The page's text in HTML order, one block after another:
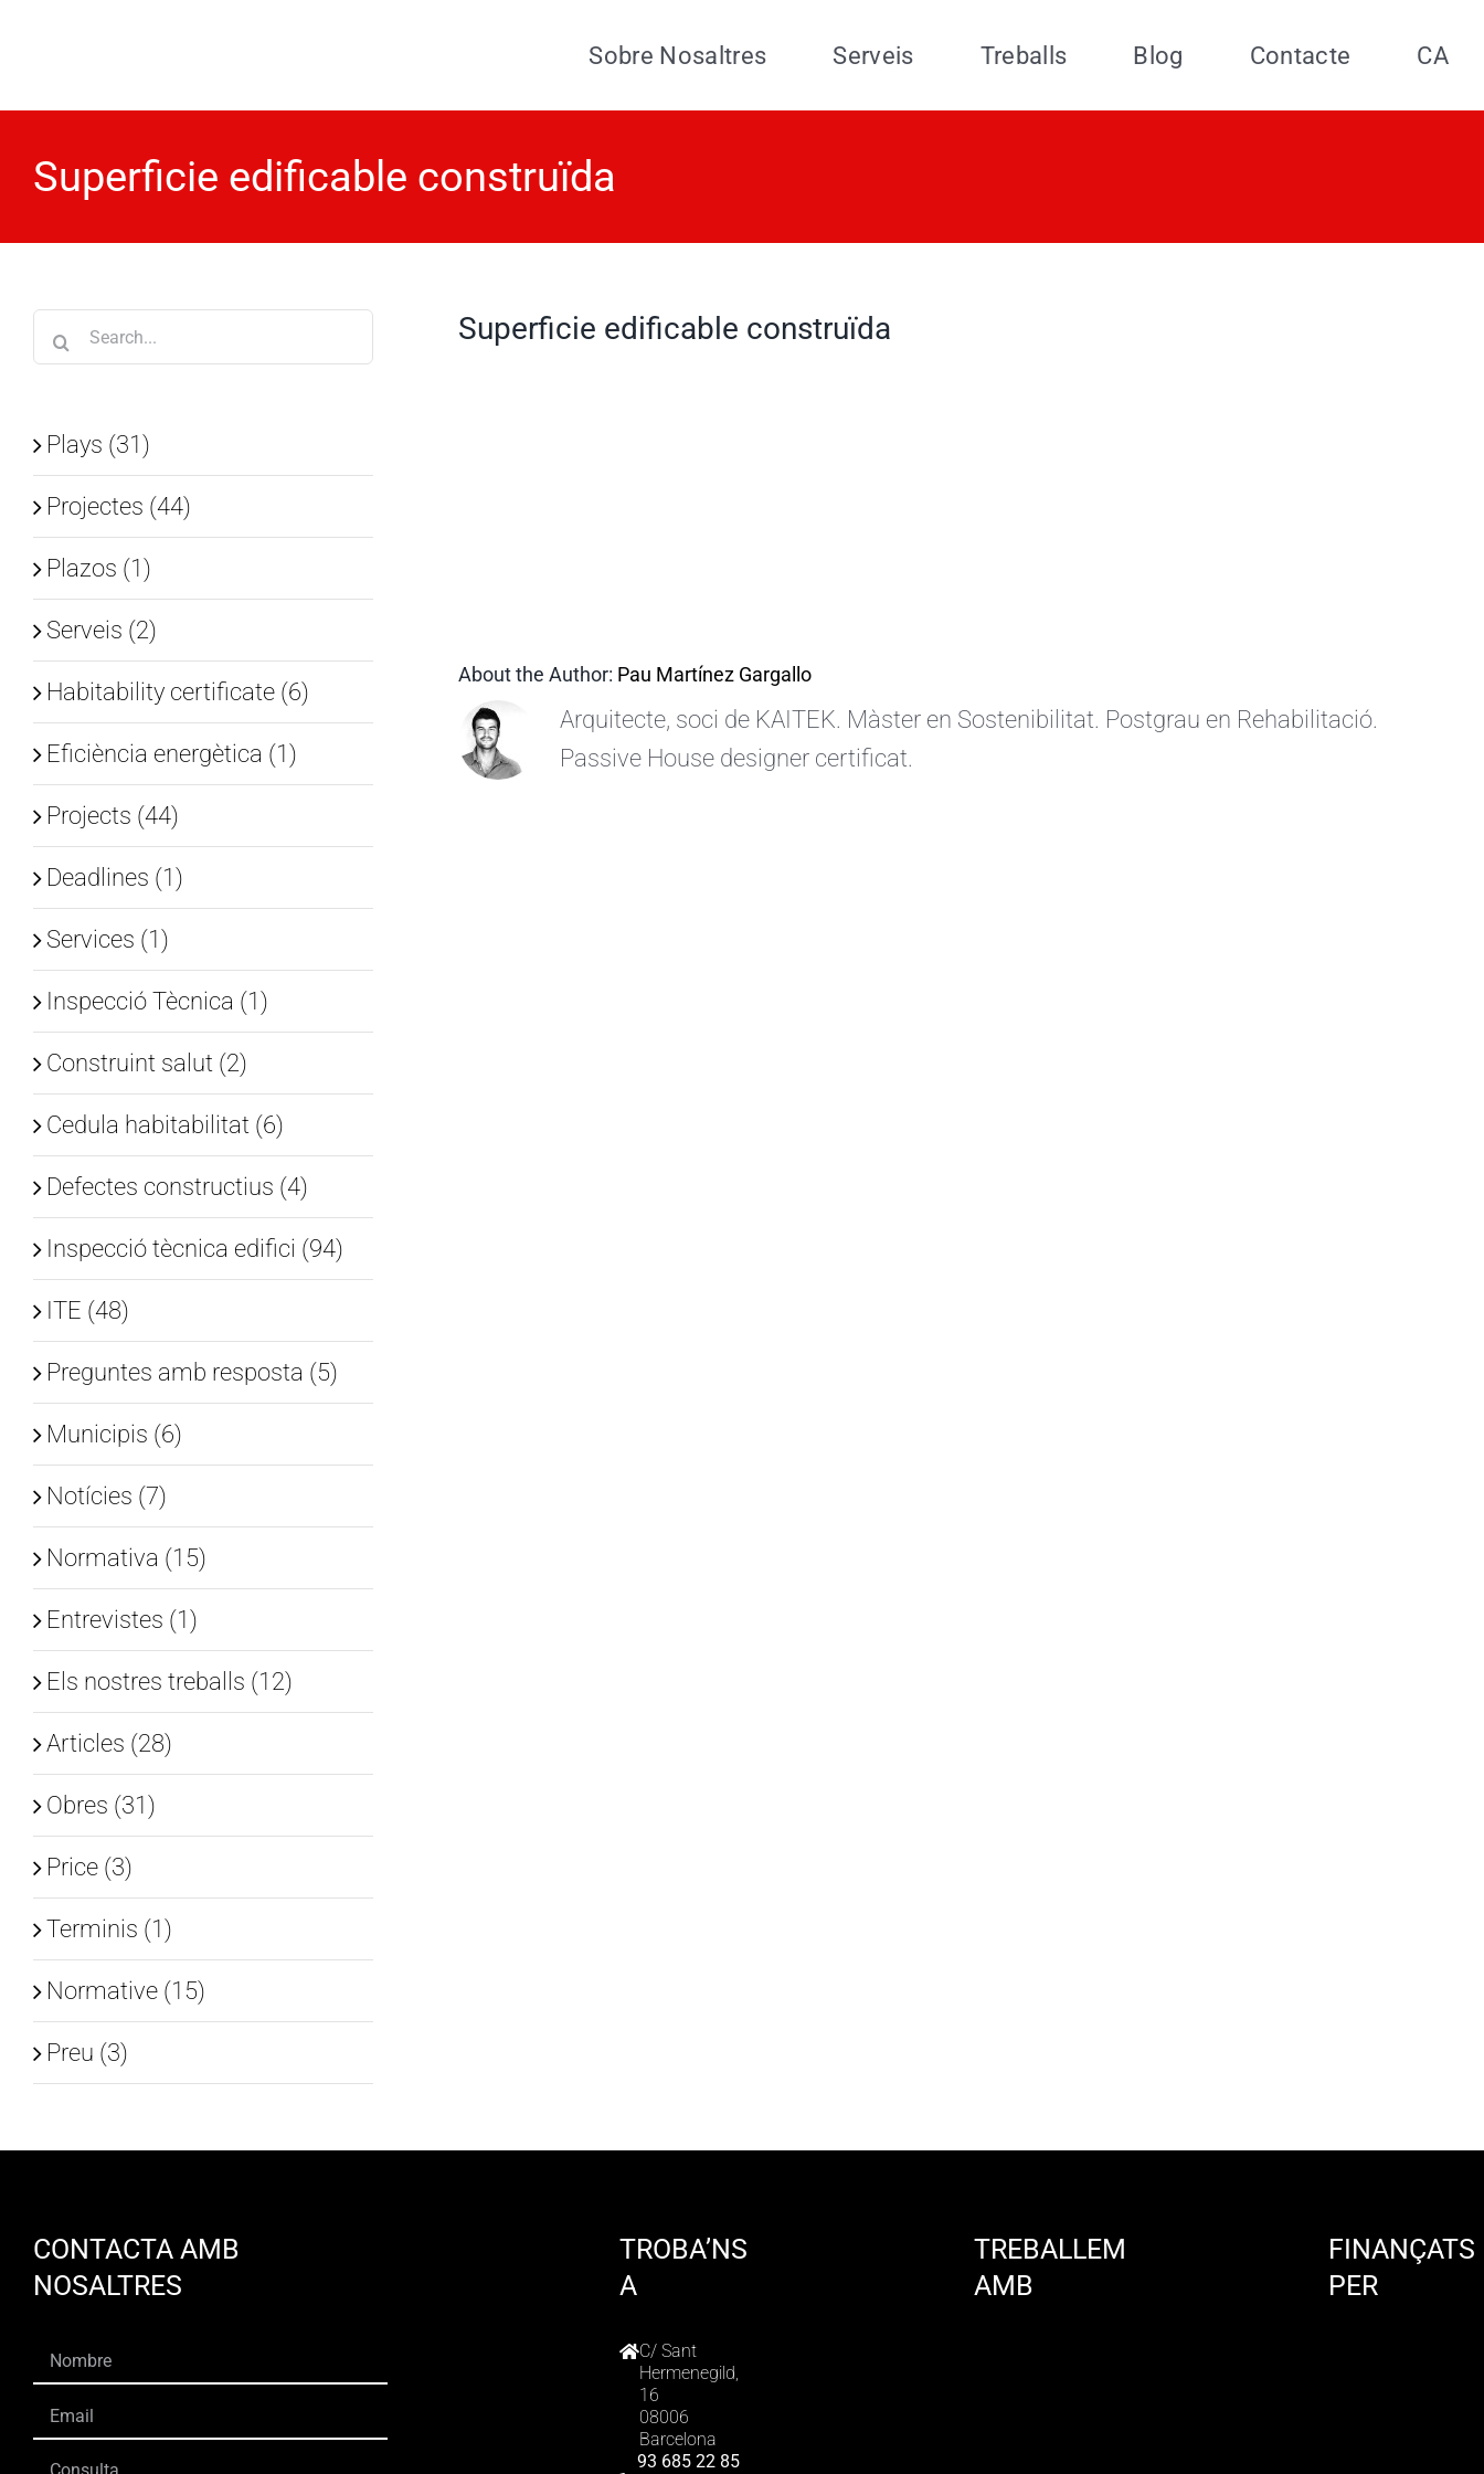
Sobre Nosaltres Serveis Treballs Blog Contacte CA
Superficie edificable construïda
Superficie edificable construïda
About the Author: Pau Martínez Gargallo
Arquitecte, soci de KAITEK. Màster en Sostenibilitat. Postgrau en Rehabilitació.
Passive House designer certificat.
Search
for:
Plays (31)
Projectes (44)
Plazos (1)
Serveis (2)
Habitability certificate (6)
Eficiència energètica (1)
Projects (44)
Deadlines (1)
Services (1)
Inspecció Tècnica (1)
Construint salut (2)
Cedula habitabilitat (6)
Defectes constructius (4)
Inspecció tècnica edifici (94)
ITE (48)
Preguntes amb resposta (5)
Municipis (6)
Notícies (7)
Normativa (15)
Entrevistes (1)
Els nostres treballs (12)
Articles (28)
Obres (31)
Price (3)
Terminis (1)
Normative (15)
Preu (3)
CONTACTA AMB
NOSALTRES
TROBA’NS
A
C/ Sant
Hermenegild,
16
08006
Barcelona
93 685 22 85
TREBALLEM
AMB
FINANÇATS
PER